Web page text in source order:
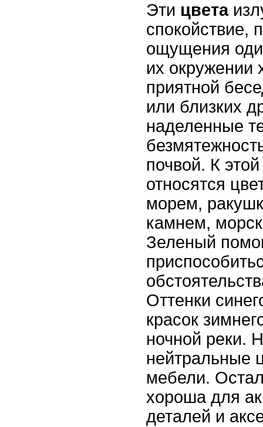
Эти цвета
спокойствие,
ощущения
их окружении
приятной
или близких
наделенные
почвой. К
относятся
морем,
камнем,
Зеленый
Оттенки
красок
ночной реки.
нейтральные
мебели.
хороша для
деталей и